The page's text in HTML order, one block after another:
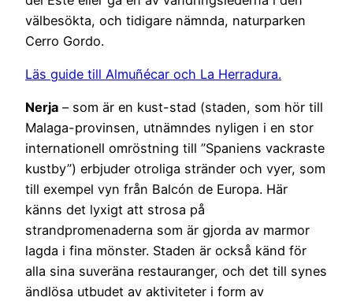
välbesökta, och tidigare nämnda, naturparken
Cerro Gordo.
Läs guide till Almuñécar och La Herradura.
Nerja – som är en kust-stad (staden, som hör till
Malaga-provinsen, utnämndes nyligen i en stor
internationell omröstning till ”Spaniens vackraste
kustby”) erbjuder otroliga stränder och vyer, som
till exempel vyn från Balcón de Europa. Här
känns det lyxigt att strosa på
strandpromenaderna som är gjorda av marmor
lagda i fina mönster. Staden är också känd för
alla sina suveräna restauranger, och det till synes
ändlösa utbudet av aktiviteter i form av